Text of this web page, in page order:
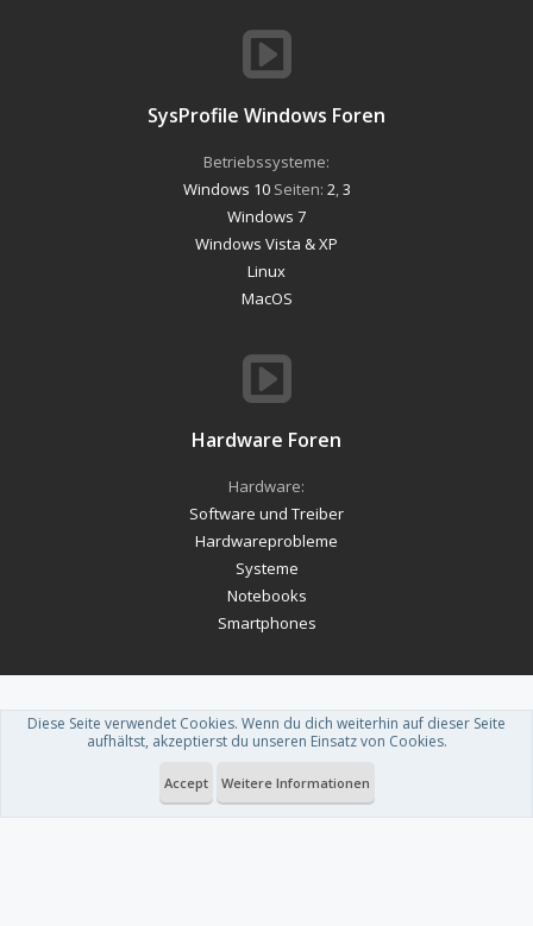
SysProfile Windows Foren
Betriebssysteme:
Windows 10Seiten: 2 3
Windows 7
Windows Vista & XP
Linux
MacOS
Hardware Foren
Hardware:
Software und Treiber
Hardwareprobleme
Systeme
Notebooks
Smartphones
Forum software by XenForo™-Deutsch von xenDach
Theme designed by ThemeHouse.
Diese Seite verwendet Cookies. Wenn du dich weiterhin auf dieser Seite
aufhältst, akzeptierst du unseren Einsatz von Cookies.
Accept Weitere Informationen